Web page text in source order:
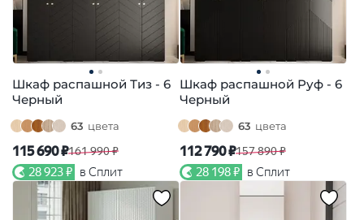
Шкаф распашной Тиз - 6
Черный
63 цвета
115 690 ₽161 990 ₽
28 923 ₽ в Сплит
Шкаф распашной Руф - 6
Черный
63 цвета
112 790 ₽157 890 ₽
28 198 ₽ в Сплит